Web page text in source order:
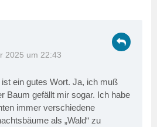
2025 um 22:43
ist ein gutes Wort. Ja, ich muß
Baum gefällt mir sogar. Ich habe
immer verschiedene
als „Wald“ zu